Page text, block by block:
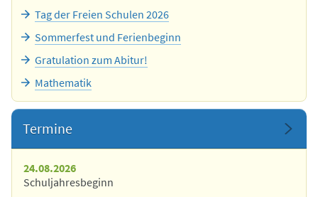
Tag der Freien Schulen 2026
Sommerfest und Ferienbeginn
Gratulation zum Abitur!
Mathematik
Termine
24.08.2026
Schuljahresbeginn